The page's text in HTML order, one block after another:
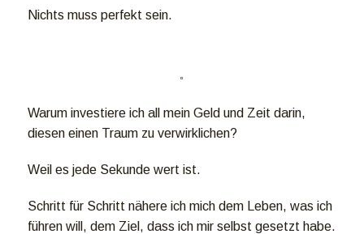
Nichts muss perfekt sein.
Warum investiere ich all mein Geld und Zeit darin,
diesen einen Traum zu verwirklichen?
Weil es jede Sekunde wert ist.
Schritt für Schritt nähere ich mich dem Leben, was ich
führen will, dem Ziel, dass ich mir selbst gesetzt habe.